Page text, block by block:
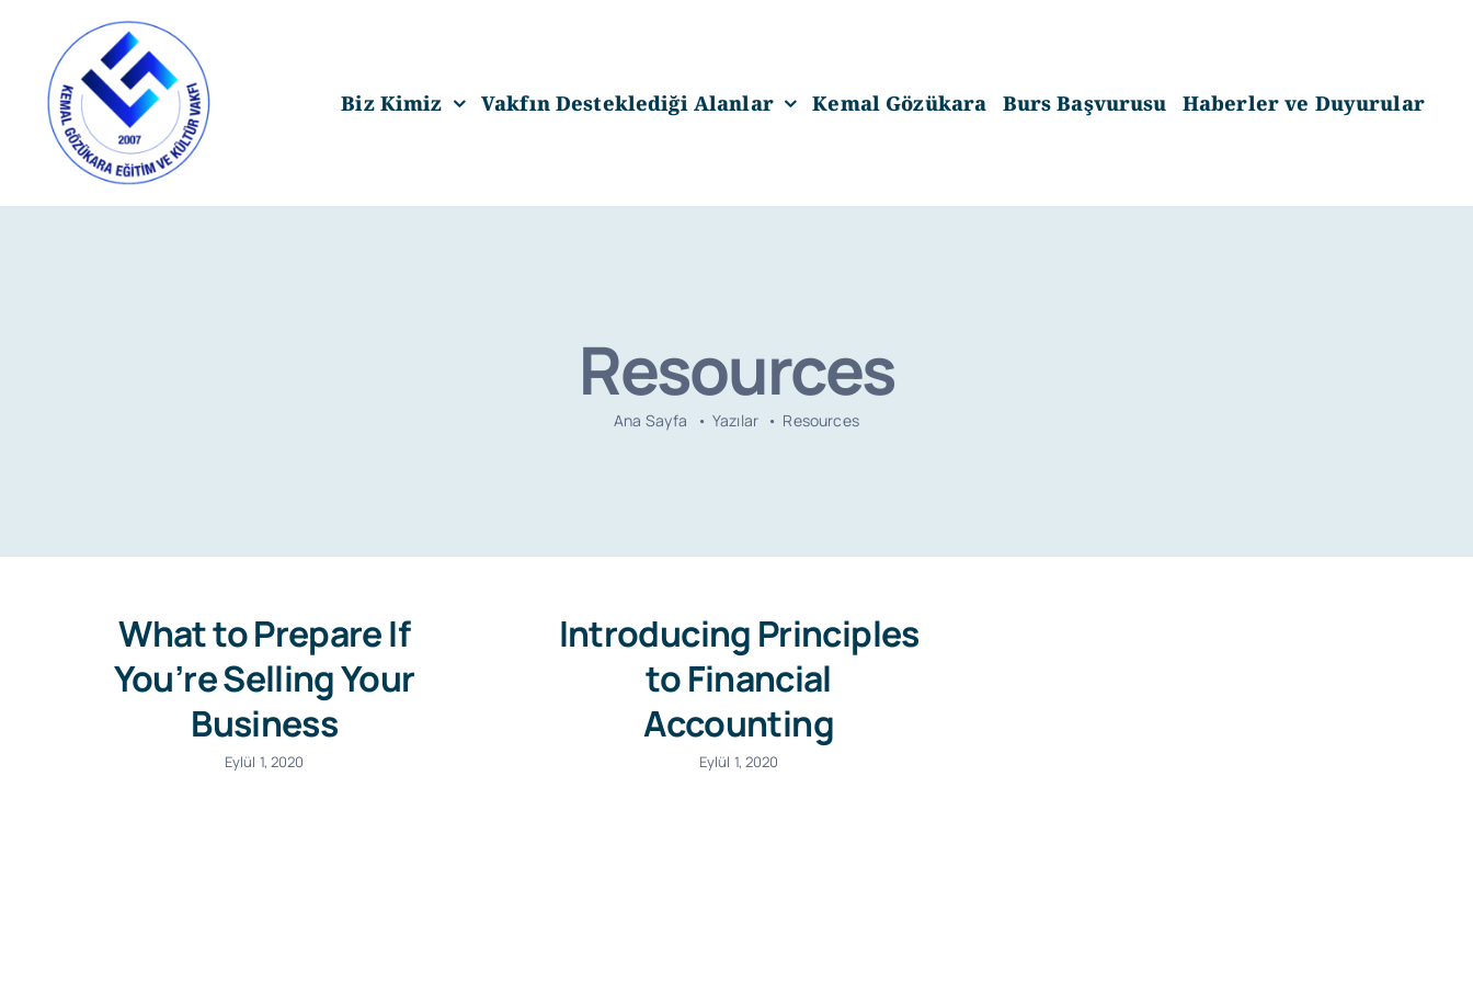
content
Biz Kimiz Vakfın Desteklediği Alanlar Kemal Gözükara Burs Başvurusu Haberler ve Duyurular
Resources
Ana Sayfa Yazılar Resources
What to Prepare If
You’re Selling Your
Business
Eylül 1, 2020
Introducing Principles
to Financial
Accounting
Eylül 1, 2020